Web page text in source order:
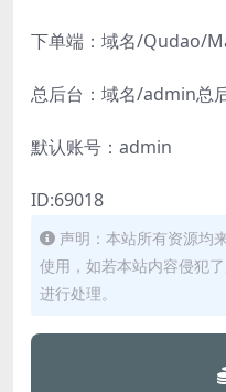
下单端：域名/Qudao/
总后台：域名/admin总
默认账号：admin
ID:69018
声明：本站所有资源均
使用，如若本站内容侵犯
进行处理。